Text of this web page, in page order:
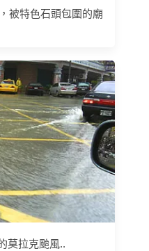
被特色石頭包圍的廟
莫拉克颱風..